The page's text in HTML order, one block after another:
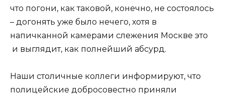
что погони, как таковой, конечно, не состоялось
– догонять уже было нечего, хотя в
напичканной камерами слежения Москве это
и выглядит, как полнейший абсурд.
Наши столичные коллеги информируют, что
полицейские добросовестно приняли